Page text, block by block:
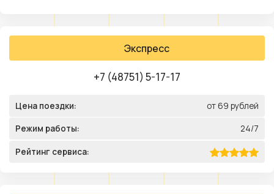
Экспресс
+7 (48751) 5-17-17
Цена поездки: от 69 рублей
Режим работы: 24/7
Рейтинг сервиса: